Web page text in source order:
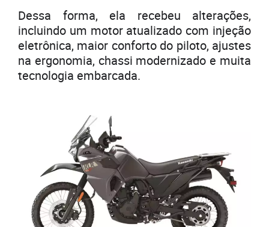
Dessa forma, ela recebeu alterações,
incluindo um motor atualizado com injeção
eletrônica, maior conforto do piloto, ajustes
na ergonomia, chassi modernizado e muita
tecnologia embarcada.